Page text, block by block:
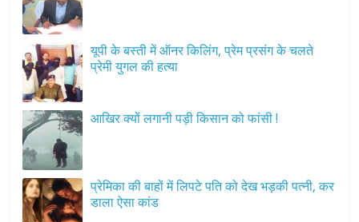
यूपी के बस्ती में ऑनर किलिंग, प्रेम प्रसंग के चलते
प्रेमी युगल की हत्या
आखिर क्यों लगानी पड़ी किसान को फांसी !
प्रेमिका की बाहों में लिपटे पति को देख भड़की पत्नी, कर
डाला ऐसा कांड